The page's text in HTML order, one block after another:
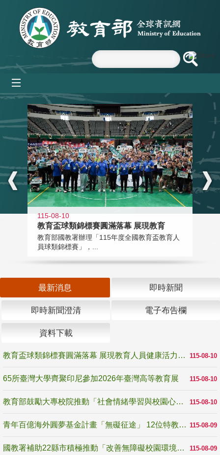
跳到主要內容區塊
:::
115-08-10
教育盃球類錦標賽圓滿落幕 展現教育
教育部國教署辦理「115年度全國教育盃教育人
員球類錦標賽」，...
最新消息 即時新聞
即時新聞澄清 電子布告欄
資料下載
115-08-10
教育盃球類錦標賽圓滿落幕 展現教育人員健康活力與團隊精神
115-08-10
65所臺灣大學齊聚印尼參加2026年臺灣高等教育展
115-08-10
教育部鼓勵大專校院推動「社會情緒學習與校園心理健康促進計畫」 培育校園「心」韌性
115-08-09
青年百億海外圓夢基金計畫「無礙征途」 12位特教與弱勢青年勇闖西班牙 跨越感官限制見證生命蛻變
115-08-09
國教署補助22縣市積極推動「改善無障礙校園環境計畫」 打造友善、安全、無礙學習空間